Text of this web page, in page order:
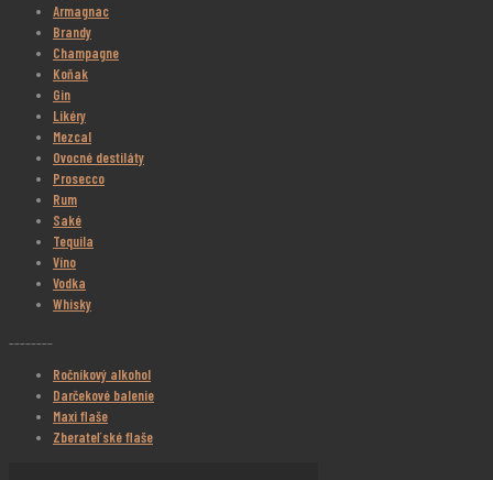
Armagnac
Brandy
Champagne
Koňak
Gin
Likéry
Mezcal
Ovocné destiláty
Prosecco
Rum
Saké
Tequila
Víno
Vodka
Whisky
Ročníkový alkohol
Darčekové balenie
Maxi flaše
Zberateľské flaše